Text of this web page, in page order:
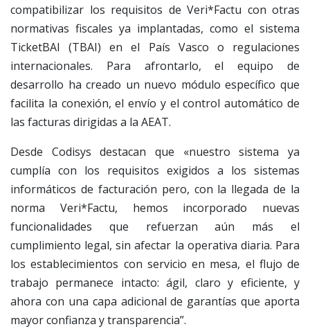
compatibilizar los requisitos de Veri*Factu con otras
normativas fiscales ya implantadas, como el sistema
TicketBAI (TBAI) en el País Vasco o regulaciones
internacionales. Para afrontarlo, el equipo de
desarrollo ha creado un nuevo módulo específico que
facilita la conexión, el envío y el control automático de
las facturas dirigidas a la AEAT.
Desde Codisys destacan que «nuestro sistema ya
cumplía con los requisitos exigidos a los sistemas
informáticos de facturación pero, con la llegada de la
norma Veri*Factu, hemos incorporado nuevas
funcionalidades que refuerzan aún más el
cumplimiento legal, sin afectar la operativa diaria. Para
los establecimientos con servicio en mesa, el flujo de
trabajo permanece intacto: ágil, claro y eficiente, y
ahora con una capa adicional de garantías que aporta
mayor confianza y transparencia”.